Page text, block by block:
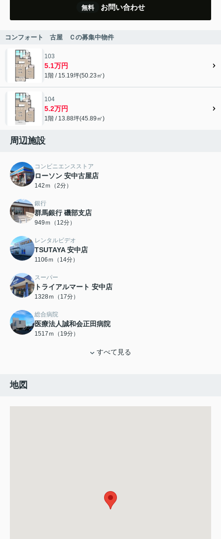
無料 お問い合わせ
コンフォート 古屋 Ｃの募集中物件
103
5.1万円
1階 / 15.19坪(50.23㎡)
104
5.2万円
1階 / 13.88坪(45.89㎡)
周辺施設
コンビニエンスストア
ローソン 安中古屋店
142ｍ（2分）
銀行
群馬銀行 磯部支店
949ｍ（12分）
レンタルビデオ
TSUTAYA 安中店
1106ｍ（14分）
スーパー
トライアルマート 安中店
1328ｍ（17分）
総合病院
医療法人誠和会正田病院
1517ｍ（19分）
すべて見る
地図